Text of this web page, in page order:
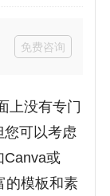
免费咨询
上没有专门
您可以考虑
Canva或
的模板和素